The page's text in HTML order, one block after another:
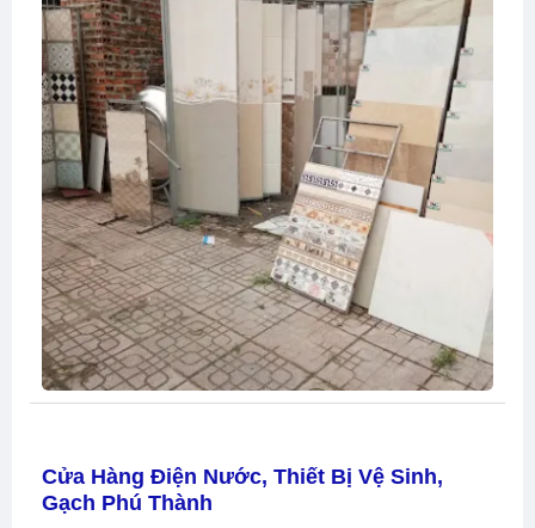
Cửa Hàng Điện Nước, Thiết Bị Vệ Sinh,
Gạch Phú Thành